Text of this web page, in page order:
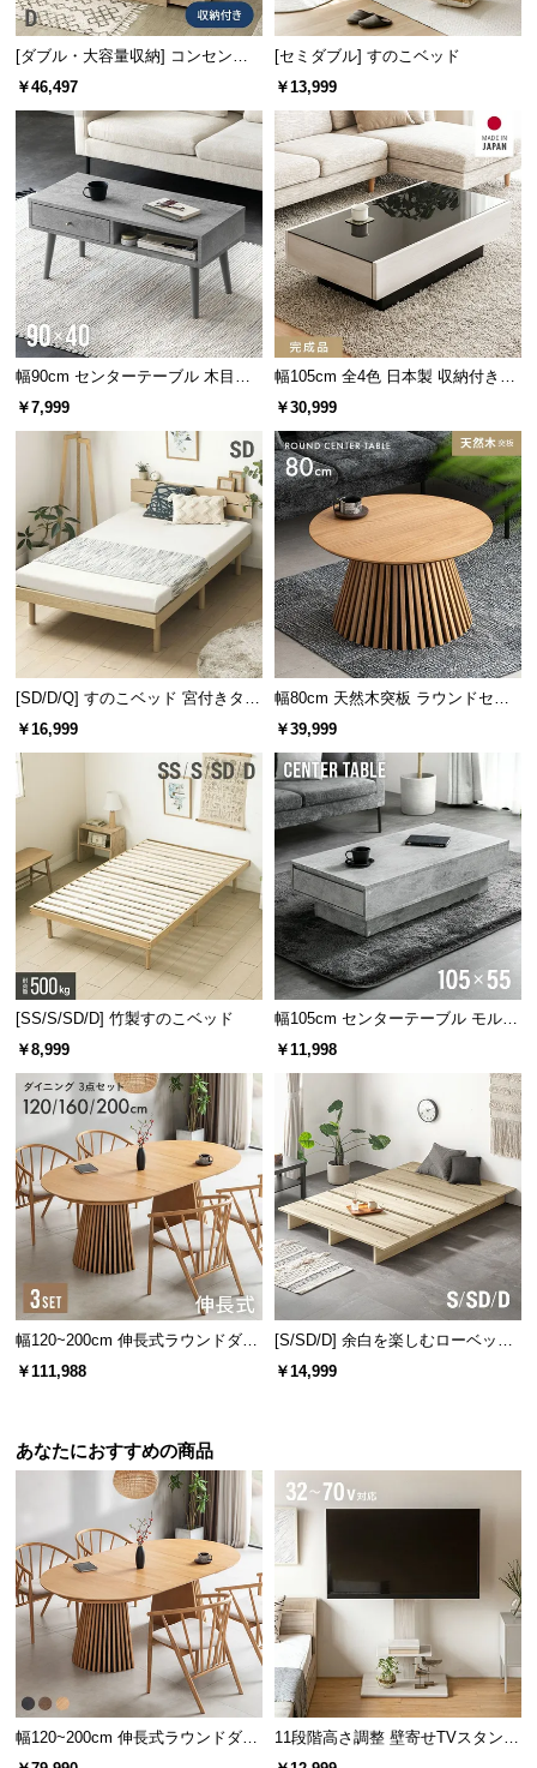
て
様
サ
ー
ト
知
ら
せ
ロ
グ
情
横幅 奥行き 高さ
1枚あたり 約96㎝ 約97㎝ 約4㎝
冷気や湿気を防ぐシート
床面には防湿強化シートを取り付けました。冷気や
湿気を防ぎ、快適な寝心地になるよう仕上げまし
た。
※シートの色は写真と異なる場合があります。
大容量のベッド下収納
ベッド下は便利な2杯の引き出し収納付き。ワンルー
ムなど収納の少ないお部屋にもおすすめです。
横幅
約94㎝ 約35㎝ 約10㎝
両側引き出し付きは別ページです
現在ご覧のページは片側引き出し（2杯）タイプ
です。
両側（4杯）引き出し収納付きをご希望の方は、
以下よりお買い求めください。
[ダブル・大容量収納] コンセント
機能付きベッド マットレス付き
￥46,497
[セミダブル] すのこベッド
￥13,999
幅90cm センターテーブル 木目調/
モルタル調
￥7,999
幅105cm 全4色 日本製 収納付きセ
ンターテーブル
￥30,999
[SD/D/Q] すのこベッド 宮付きタイ
プ 2口コンセント
￥16,999
幅80cm 天然木突板 ラウンドセン
ターテーブル 美しい格子デザイン
￥39,999
[SS/S/SD/D] 竹製すのこベッド
￥8,999
幅105cm センターテーブル モルタ
ル調 大容量収納付き スライド引き
￥11,998
幅120~200cm 伸長式ラウンドダイ
ニング3点セット
￥111,988
[S/SD/D] 余白を楽しむローベッド
フレーム 天然木調 ステージベッド
￥14,999
あなたにおすすめの商品
幅120~200cm 伸長式ラウンドダイ
ニングテーブル 6人掛け 天然木突
11段階高さ調整 壁寄せTVスタンド
キャスター付き 上下左右角度調節